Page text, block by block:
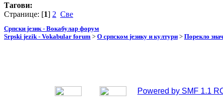
Тагови:
Странице: [1] 2 Све
Српски језик - Вокабулар форум
Srpski jezik - Vokabular forum > О српском језику и култури > Порекло
Powered by SMF 1.1